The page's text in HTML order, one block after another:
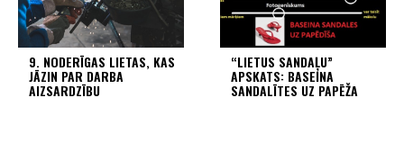
9. NODERĪGAS LIETAS, KAS
JĀZIN PAR DARBA
AIZSARDZĪBU
“LIETUS SANDAĻU”
APSKATS: BASEINA
SANDALĪTES UZ PAPĒŽA